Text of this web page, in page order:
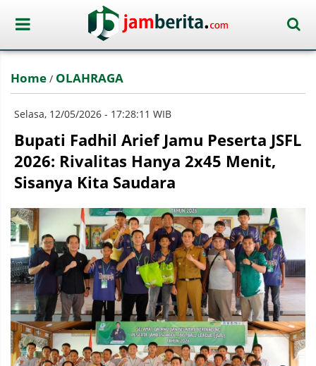
Home / OLAHRAGA
Selasa, 12/05/2026 - 17:28:11 WIB
Bupati Fadhil Arief Jamu Peserta JSFL
2026: Rivalitas Hanya 2x45 Menit,
Sisanya Kita Saudara